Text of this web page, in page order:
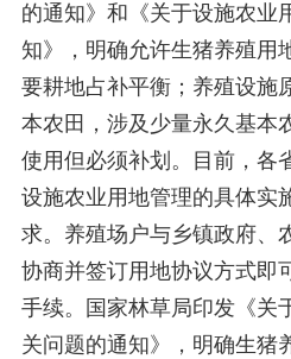
的通知》和《关于设施农业
知》，明确允许生猪养殖用
要耕地占补平衡；养殖设施
本农田，涉及少量永久基本
使用但必须补划。目前，各
设施农业用地管理的具体实
求。养殖场户与乡镇政府、
协商并签订用地协议方式即
手续。国家林草局印发《关
关问题的通知》，明确生猪